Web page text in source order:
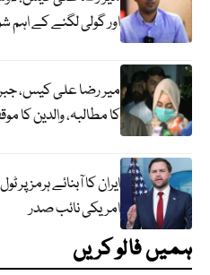
اور گولی لگنے کے اہم
میر رضا علی کیس،
کا مطالبہ، والدین کا
ایران کا آبنائے ہرمز
امریکی نائب صدر
ہمیں فالو کریں